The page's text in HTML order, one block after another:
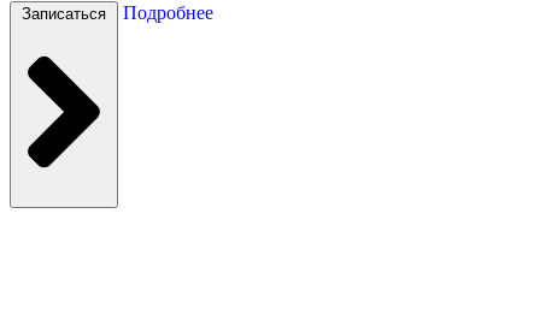
Записаться Подробнее